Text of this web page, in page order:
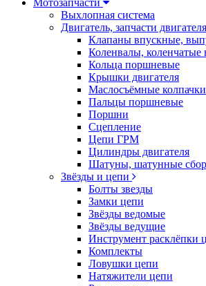
Мотозапчасти
Выхлопная система
Двигатель, запчасти двигателя
Клапаны впускные,
Коленвалы, коленчатые
Кольца поршневые
Крышки двигателя
Маслосъёмные колпачки
Пальцы поршневые
Поршни
Сцепление
Цепи ГРМ
Цилиндры двигателя
Шатуны, шатунные
Звёзды и цепи
Болты звезды
Замки цепи
Звёзды ведомые
Звёзды ведущие
Инструмент расклёпки
Комплекты
Ловушки цепи
Натяжители цепи